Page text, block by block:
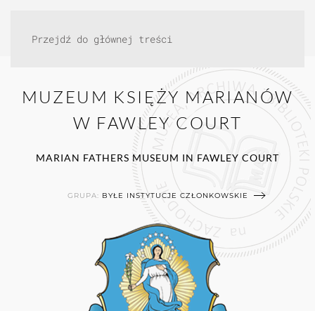
Przejdź do głównej treści
MUZEUM KSIĘŻY MARIANÓW
W FAWLEY COURT
MARIAN FATHERS MUSEUM IN FAWLEY COURT
GRUPA: BYŁE INSTYTUCJE CZŁONKOWSKIE